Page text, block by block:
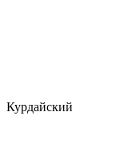
Курдайский